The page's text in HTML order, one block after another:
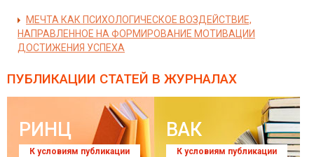
МЕЧТА КАК ПСИХОЛОГИЧЕСКОЕ ВОЗДЕЙСТВИЕ,
НАПРАВЛЕННОЕ НА ФОРМИРОВАНИЕ МОТИВАЦИИ
ДОСТИЖЕНИЯ УСПЕХА
ПУБЛИКАЦИИ СТАТЕЙ В ЖУРНАЛАХ
РИНЦ
К условиям публикации
ВАК
К условиям публикации